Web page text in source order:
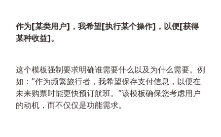
作为[某类用户]，我希望[执行某个操作]，以便[获得
某种收益]。
这个模板强制要求明确谁需要什么以及为什么需要。例
如："作为频繁旅行者，我希望保存支付信息，以便在
未来购票时能更快预订航班。"该模板确保您考虑用户
的动机，而不仅仅是功能需求。